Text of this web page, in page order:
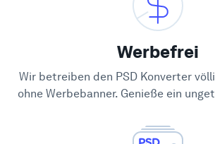
Hilfe-Center
Werbefrei
Wir betreiben den PSD Konverter
ohne Werbebanner. Genieße ein